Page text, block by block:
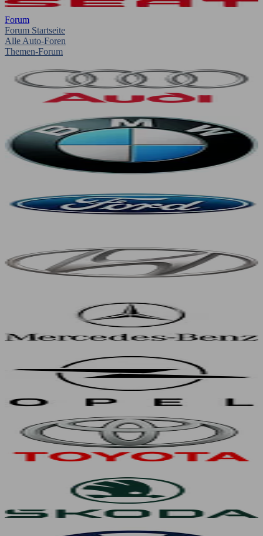
Forum
Forum Startseite
Alle Auto-Foren
Themen-Forum